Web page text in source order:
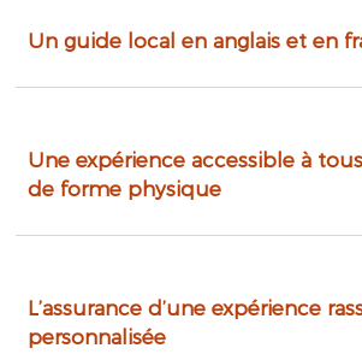
Un guide local en anglais et en
Une expérience accessible à
de forme physique
L’assurance d’une expérience
personnalisée